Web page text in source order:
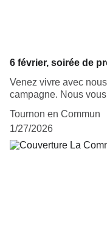
6 février, soirée de
Venez vivre avec
campagne. Nous
Tournon en Commun
1/27/2026